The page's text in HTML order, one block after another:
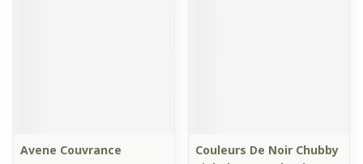
Avene Couvrance
Couleurs De Noir Chubby